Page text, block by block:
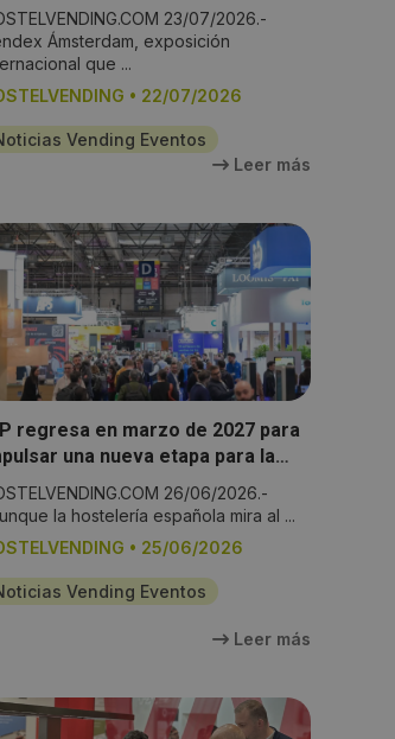
23/07/2026.-
Ámsterdam, exposición
que ...
• 22/07/2026
Vending Eventos
Leer más
regresa en marzo de 2027 para
una nueva etapa para la
26/06/2026.-
la hostelería española mira al ...
• 25/06/2026
Vending Eventos
Leer más